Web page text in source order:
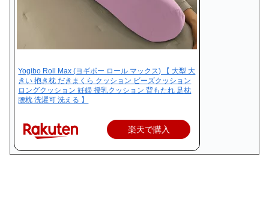
Yogibo Roll Max (ヨギボー ロール マックス) 【 大型 大
きい 抱き枕 だきまくら クッション ビーズクッション
ロングクッション 妊婦 授乳クッション 背もたれ 足枕
腰枕 洗濯可 洗える 】
楽天で購入